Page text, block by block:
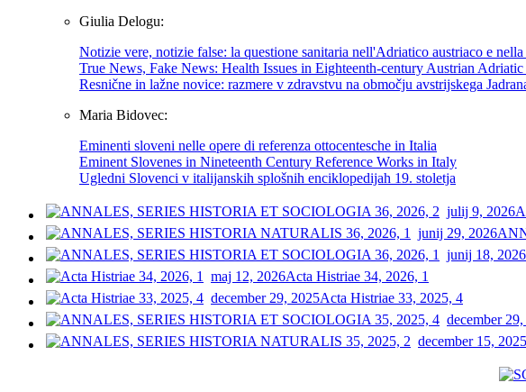
Giulia Delogu:
Notizie vere, notizie false: la questione sanitaria nell'Adriatico austriaco e
True News, Fake News: Health Issues in Eighteenth-century Austrian
Resnične in lažne novice: razmere v zdravstvu na območju avstrijskega
Maria Bidovec:
Eminenti sloveni nelle opere di referenza ottocentesche in Italia
Eminent Slovenes in Nineteenth Century Reference Works in Italy
Ugledni Slovenci v italijanskih splošnih enciklopedijah 19. stoletja
julij 9, 2026
junij 29, 2026
junij 18, 2026
maj 12, 2026Acta Histriae 34, 2026, 1
december 29, 2025Acta Histriae 33, 2025, 4
december
december 15, 2025